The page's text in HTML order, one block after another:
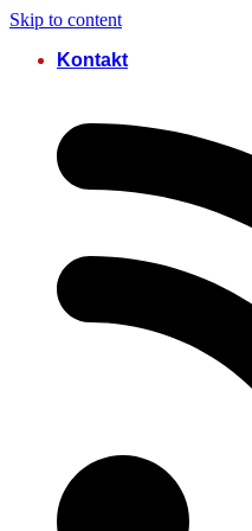
Skip to content
Kontakt